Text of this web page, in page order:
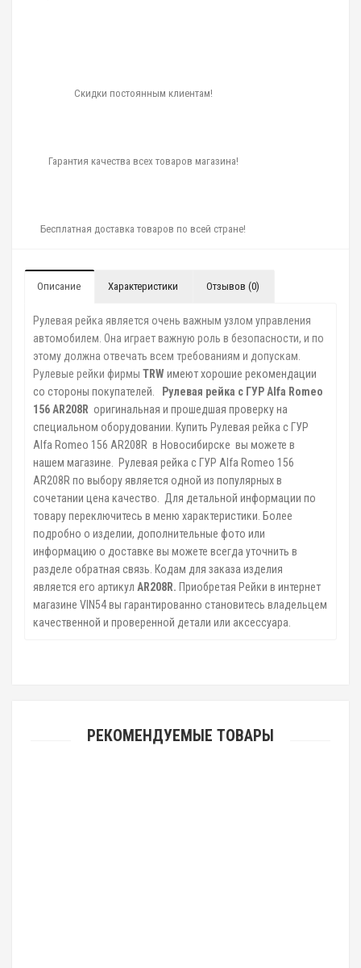
Скидки постоянным клиентам!
Гарантия качества всех товаров магазина!
Бесплатная доставка товаров по всей стране!
Описание Характеристики Отзывов (0)
Рулевая рейка является очень важным узлом управления
автомобилем. Она играет важную роль в безопасности, и по
этому должна отвечать всем требованиям и допускам.
Рулевые рейки фирмы TRW имеют хорошие рекомендации
со стороны покупателей.
Рулевая рейка с ГУР Alfa Romeo
156 AR208R оригинальная и прошедшая проверку на
специальном оборудовании. Купить Рулевая рейка с ГУР
Alfa Romeo 156 AR208R в Новосибирске вы можете в
нашем магазине.
Рулевая рейка с ГУР Alfa Romeo 156
AR208R по выбору является одной из популярных в
сочетании цена качество. Для детальной информации по
товару переключитесь в меню характеристики . Более
подробно о изделии, дополнительные фото или
информацию о доставке вы можете всегда уточнить в
разделе обратная связь. Кодам для заказа изделия
является его артикул AR208R. Приобретая Рейки в интернет
магазине VIN54 вы гарантированно становитесь владельцем
качественной и проверенной детали или аксессуара.
РЕКОМЕНДУЕМЫЕ ТОВАРЫ